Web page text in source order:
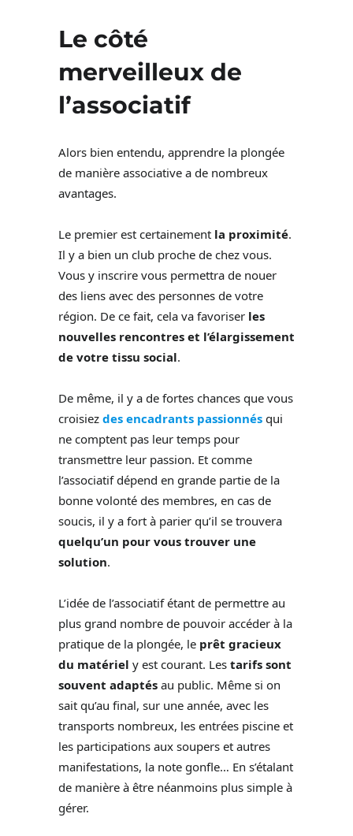
Le côté
merveilleux de
l’associatif
Alors bien entendu, apprendre la plongée
de manière associative a de nombreux
avantages.
Le premier est certainement la proximité.
Il y a bien un club proche de chez vous.
Vous y inscrire vous permettra de nouer
des liens avec des personnes de votre
région. De ce fait, cela va favoriser les
nouvelles rencontres et l’élargissement
de votre tissu social.
De même, il y a de fortes chances que vous
croisiez des encadrants passionnés qui
ne comptent pas leur temps pour
transmettre leur passion. Et comme
l’associatif dépend en grande partie de la
bonne volonté des membres, en cas de
soucis, il y a fort à parier qu’il se trouvera
quelqu’un pour vous trouver une
solution.
L’idée de l’associatif étant de permettre au
plus grand nombre de pouvoir accéder à la
pratique de la plongée, le prêt gracieux
du matériel y est courant. Les tarifs sont
souvent adaptés au public. Même si on
sait qu’au final, sur une année, avec les
transports nombreux, les entrées piscine et
les participations aux soupers et autres
manifestations, la note gonfle… En s’étalant
de manière à être néanmoins plus simple à
gérer.